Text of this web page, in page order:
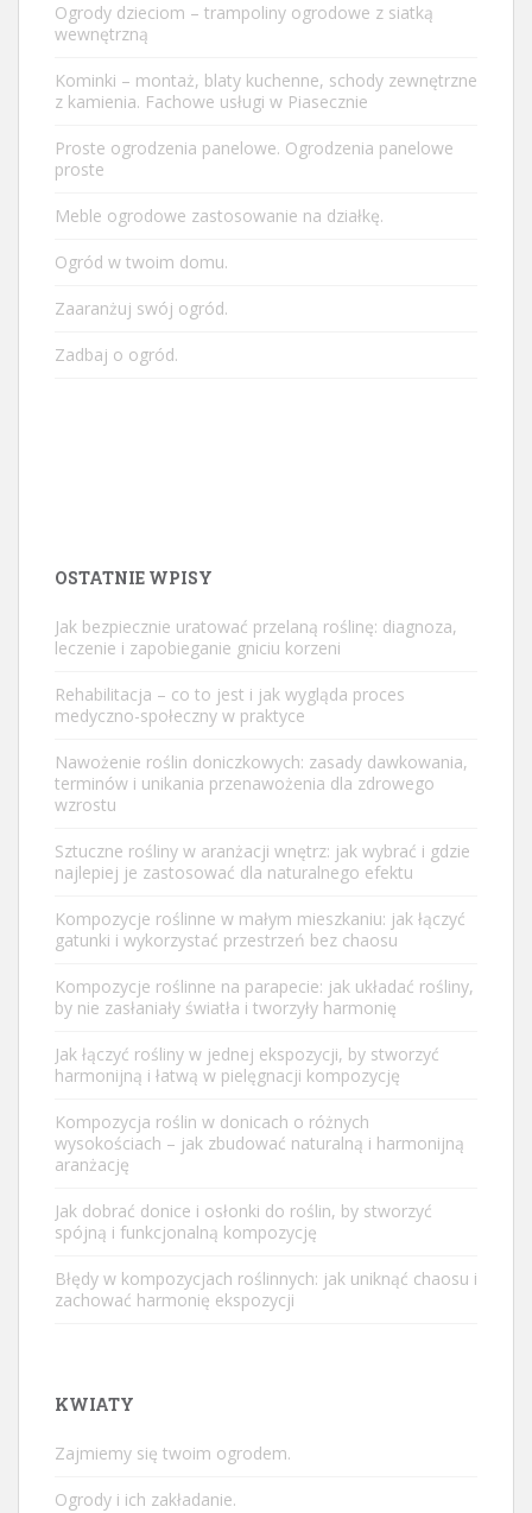
Ogrody dzieciom – trampoliny ogrodowe z siatką
wewnętrzną
Kominki – montaż, blaty kuchenne, schody zewnętrzne
z kamienia. Fachowe usługi w Piasecznie
Proste ogrodzenia panelowe. Ogrodzenia panelowe
proste
Meble ogrodowe zastosowanie na działkę.
Ogród w twoim domu.
Zaaranżuj swój ogród.
Zadbaj o ogród.
OSTATNIE WPISY
Jak bezpiecznie uratować przelaną roślinę: diagnoza,
leczenie i zapobieganie gniciu korzeni
Rehabilitacja – co to jest i jak wygląda proces
medyczno-społeczny w praktyce
Nawożenie roślin doniczkowych: zasady dawkowania,
terminów i unikania przenawożenia dla zdrowego
wzrostu
Sztuczne rośliny w aranżacji wnętrz: jak wybrać i gdzie
najlepiej je zastosować dla naturalnego efektu
Kompozycje roślinne w małym mieszkaniu: jak łączyć
gatunki i wykorzystać przestrzeń bez chaosu
Kompozycje roślinne na parapecie: jak układać rośliny,
by nie zasłaniały światła i tworzyły harmonię
Jak łączyć rośliny w jednej ekspozycji, by stworzyć
harmonijną i łatwą w pielęgnacji kompozycję
Kompozycja roślin w donicach o różnych
wysokościach – jak zbudować naturalną i harmonijną
aranżację
Jak dobrać donice i osłonki do roślin, by stworzyć
spójną i funkcjonalną kompozycję
Błędy w kompozycjach roślinnych: jak uniknąć chaosu i
zachować harmonię ekspozycji
KWIATY
Zajmiemy się twoim ogrodem.
Ogrody i ich zakładanie.